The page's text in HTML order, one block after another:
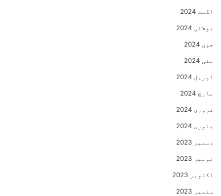
اگست 2024
جولائی 2024
جون 2024
مئی 2024
اپریل 2024
مارچ 2024
فروری 2024
جنوری 2024
دسمبر 2023
نومبر 2023
اکتوبر 2023
ستمبر 2023